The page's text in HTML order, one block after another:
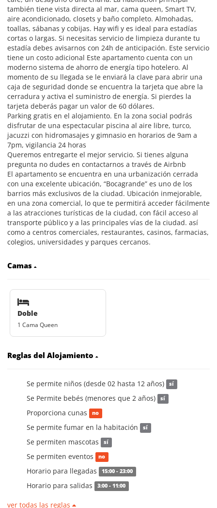
también tiene vista directa al mar, cama queen, Smart TV,
aire acondicionado, closets y baño completo. Almohadas,
toallas, sábanas y cobijas. Hay wifi y es ideal para estadías
cortas o largas. Si necesitas servicio de limpieza durante tu
estadía debes avisarnos con 24h de anticipación. Este servicio
tiene un costo adicional Este apartamento cuenta con un
moderno sistema de ahorro de energía tipo hotelero. Al
momento de su llegada se le enviará la clave para abrir una
caja de seguridad donde se encuentra la tarjeta que abre la
cerradura y activa el suministro de energía. Si pierdes la
tarjeta deberás pagar un valor de 60 dólares.
Parking gratis en el alojamiento. En la zona social podrás
disfrutar de una espectacular piscina al aire libre, turco,
jacuzzi con hidromasajes y gimnasio en horarios de 9am a
7pm, vigilancia 24 horas
Queremos entregarte el mejor servicio. Si tienes alguna
pregunta no dudes en contactarnos a través de Airbnb
El apartamento se encuentra en una urbanización cerrada
con una excelente ubicación, “Bocagrande” es uno de los
barrios más exclusivos de la ciudad. Ubicación inmejorable,
en una zona comercial, lo que te permitirá acceder fácilmente
a las atracciones turísticas de la ciudad, con fácil acceso al
transporte público y a las principales vías de la ciudad. así
como a centros comerciales, restaurantes, casinos, farmacias,
colegios, universidades y parques cercanos.
Camas
Doble
1 Cama Queen
Reglas del Alojamiento
Se permite niños (desde 02 hasta 12 años) sí
Se Permite bebés (menores que 2 años) sí
Proporciona cunas no
Se permite fumar en la habitación sí
Se permiten mascotas sí
Se permiten eventos no
Horario para llegadas 15:00 - 23:00
Horario para salidas 3:00 - 11:00
ver todas las reglas